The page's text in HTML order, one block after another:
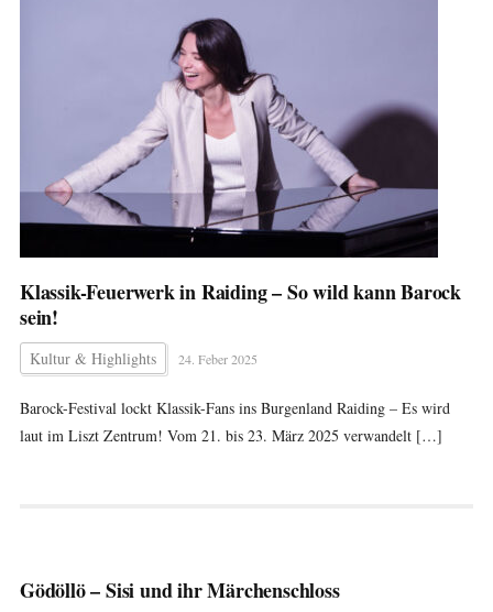
Klassik-Feuerwerk in Raiding – So wild kann Barock
sein!
Kultur & Highlights 24. Feber 2025
Barock-Festival lockt Klassik-Fans ins Burgenland Raiding – Es wird
laut im Liszt Zentrum! Vom 21. bis 23. März 2025 verwandelt […]
Gödöllö – Sisi und ihr Märchenschloss